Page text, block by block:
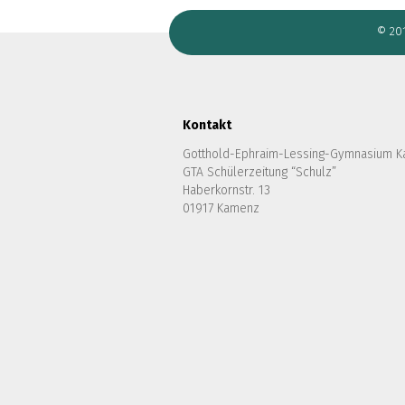
©
Kontakt
Gotthold-Ephraim-Lessing-Gymnasium
GTA Schülerzeitung “Schulz”
Haberkornstr. 13
01917 Kamenz